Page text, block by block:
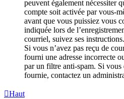
peuvent également nécessiter
compte soit activée par vous-
avant que vous puissiez vous
indiquée lors de
courriel, suivez ses instructions.
Si vous n’avez pas reçu de
fourni une adresse incorrecte
par un filtre anti-spam. Si vous
fournie, contactez un
Haut